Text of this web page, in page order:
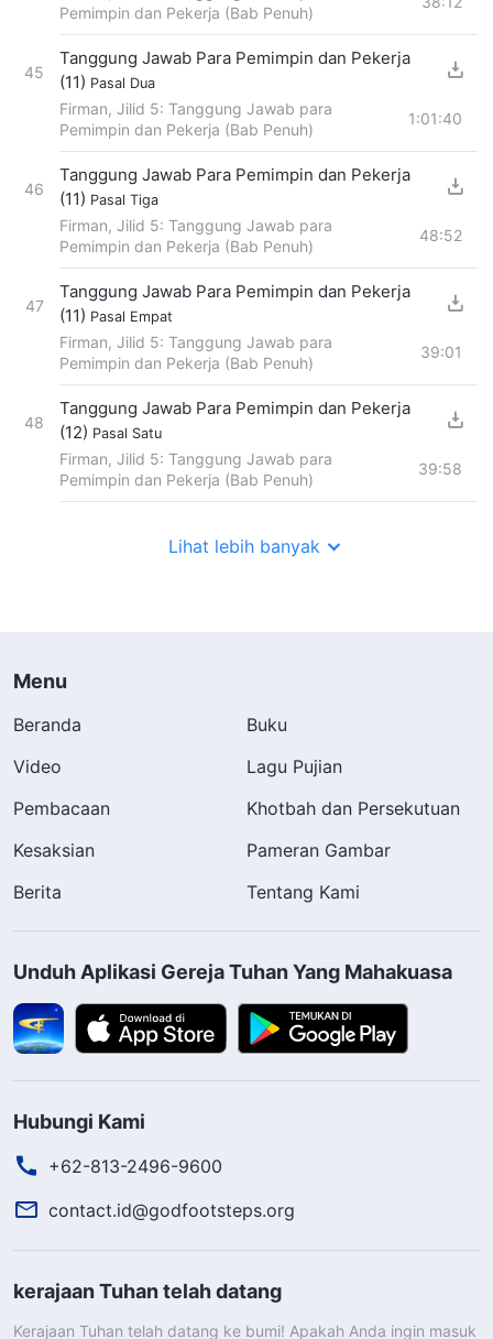
Pemimpin dan Pekerja (Bab Penuh)
45
Tanggung Jawab Para Pemimpin dan Pekerja
(11) Pasal Dua
Firman, Jilid 5: Tanggung Jawab para
Pemimpin dan Pekerja (Bab Penuh)
1:01:40
46
Tanggung Jawab Para Pemimpin dan Pekerja
(11) Pasal Tiga
Firman, Jilid 5: Tanggung Jawab para
Pemimpin dan Pekerja (Bab Penuh)
48:52
47
Tanggung Jawab Para Pemimpin dan Pekerja
(11) Pasal Empat
Firman, Jilid 5: Tanggung Jawab para
Pemimpin dan Pekerja (Bab Penuh)
39:01
48
Tanggung Jawab Para Pemimpin dan Pekerja
(12) Pasal Satu
Firman, Jilid 5: Tanggung Jawab para
Pemimpin dan Pekerja (Bab Penuh)
39:58
Lihat lebih banyak
Menu
Beranda
Buku
Video
Lagu Pujian
Pembacaan
Khotbah dan Persekutuan
Kesaksian
Pameran Gambar
Berita
Tentang Kami
Unduh Aplikasi Gereja Tuhan Yang Mahakuasa
Hubungi Kami
+62-813-2496-9600
contact.id@godfootsteps.org
kerajaan Tuhan telah datang
Kerajaan Tuhan telah datang ke bumi! Apakah Anda ingin masuk